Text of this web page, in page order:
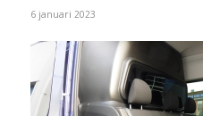
6 januari 2023